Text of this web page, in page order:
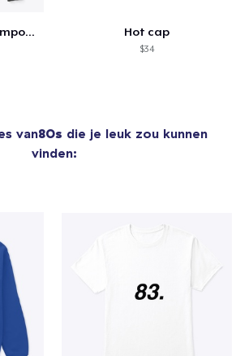
With God nothing is impossible . Hot cap
$34
van80s die je leuk zou kunnen
vinden: